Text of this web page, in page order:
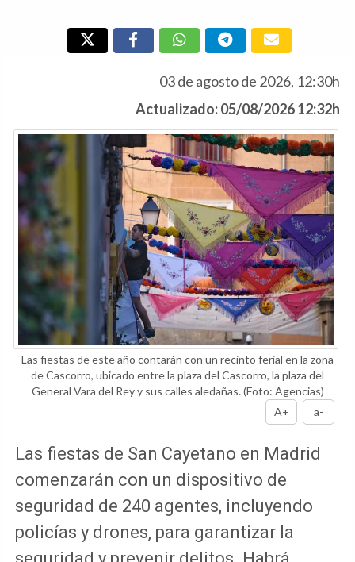
03 de agosto de 2026, 12:30h
Actualizado: 05/08/2026 12:32h
Las fiestas de este año contarán con un recinto ferial en la zona
de Cascorro, ubicado entre la plaza del Cascorro, la plaza del
General Vara del Rey y sus calles aledañas.(Foto: Agencias)
A+
a-
Las fiestas de San Cayetano en Madrid
comenzarán con un dispositivo de
seguridad de 240 agentes, incluyendo
policías y drones, para garantizar la